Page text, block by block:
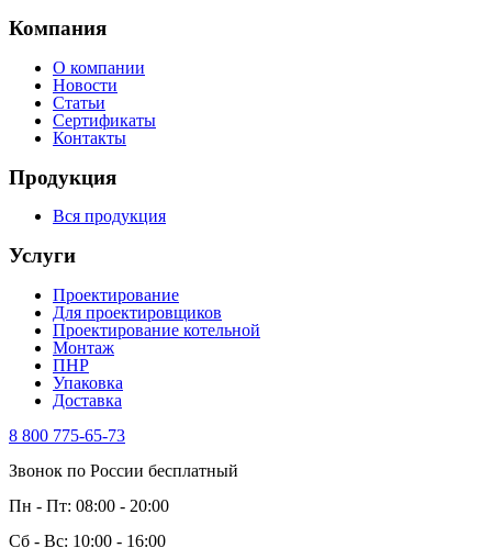
Компания
О компании
Новости
Статьи
Сертификаты
Контакты
Продукция
Вся продукция
Услуги
Проектирование
Для проектировщиков
Проектирование котельной
Монтаж
ПНР
Упаковка
Доставка
8 800 775-65-73
Звонок по России бесплатный
Пн - Пт: 08:00 - 20:00
Сб - Вс: 10:00 - 16:00